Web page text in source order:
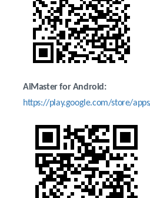
AiMasterfor Android:
https://play.google.com/store/